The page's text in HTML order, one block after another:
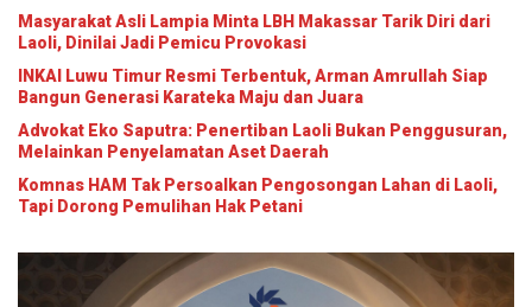
Masyarakat Asli Lampia Minta LBH Makassar Tarik Diri dari
Laoli, Dinilai Jadi Pemicu Provokasi
INKAI Luwu Timur Resmi Terbentuk, Arman Amrullah Siap
Bangun Generasi Karateka Maju dan Juara
Advokat Eko Saputra: Penertiban Laoli Bukan Penggusuran,
Melainkan Penyelamatan Aset Daerah
Komnas HAM Tak Persoalkan Pengosongan Lahan di Laoli,
Tapi Dorong Pemulihan Hak Petani